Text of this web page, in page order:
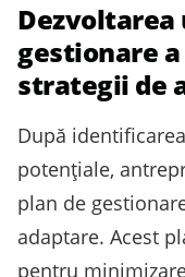
Dezvoltarea
gestionare
strategii de
După
potențiale,
plan de
adaptare. Acest
pentru